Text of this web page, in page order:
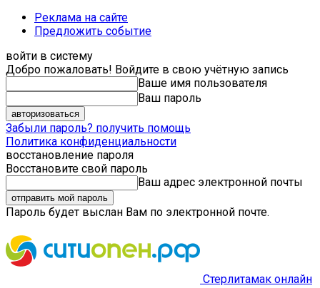
Реклама на сайте
Предложить событие
войти в систему
Добро пожаловать! Войдите в свою учётную запись
Ваше имя пользователя
Ваш пароль
Забыли пароль? получить помощь
Политика конфиденциальности
восстановление пароля
Восстановите свой пароль
Ваш адрес электронной почты
Пароль будет выслан Вам по электронной почте.
Стерлитамак онлайн